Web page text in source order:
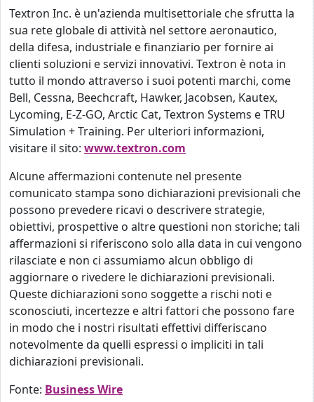
Textron Inc. è un'azienda multisettoriale che sfrutta la
sua rete globale di attività nel settore aeronautico,
della difesa, industriale e finanziario per fornire ai
clienti soluzioni e servizi innovativi. Textron è nota in
tutto il mondo attraverso i suoi potenti marchi, come
Bell, Cessna, Beechcraft, Hawker, Jacobsen, Kautex,
Lycoming, E-Z-GO, Arctic Cat, Textron Systems e TRU
Simulation + Training. Per ulteriori informazioni,
visitare il sito: www.textron.com
Alcune affermazioni contenute nel presente
comunicato stampa sono dichiarazioni previsionali che
possono prevedere ricavi o descrivere strategie,
obiettivi, prospettive o altre questioni non storiche; tali
affermazioni si riferiscono solo alla data in cui vengono
rilasciate e non ci assumiamo alcun obbligo di
aggiornare o rivedere le dichiarazioni previsionali.
Queste dichiarazioni sono soggette a rischi noti e
sconosciuti, incertezze e altri fattori che possono fare
in modo che i nostri risultati effettivi differiscano
notevolmente da quelli espressi o impliciti in tali
dichiarazioni previsionali.
Fonte: Business Wire